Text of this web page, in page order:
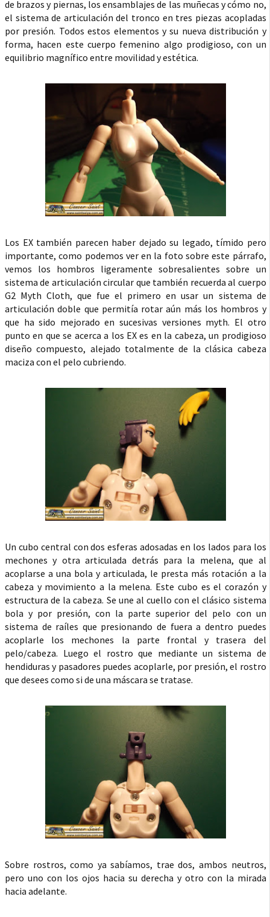
de brazos y piernas, los ensamblajes de las muñecas y cómo no,
el sistema de articulación del tronco en tres piezas acopladas
por presión. Todos estos elementos y su nueva distribución y
forma, hacen este cuerpo femenino algo prodigioso, con un
equilibrio magnífico entre movilidad y estética.
Los EX también parecen haber dejado su legado, tímido pero
importante, como podemos ver en la foto sobre este párrafo,
vemos los hombros ligeramente sobresalientes sobre un
sistema de articulación circular que también recuerda al cuerpo
G2 Myth Cloth, que fue el primero en usar un sistema de
articulación doble que permitía rotar aún más los hombros y
que ha sido mejorado en sucesivas versiones myth. El otro
punto en que se acerca a los EX es en la cabeza, un prodigioso
diseño compuesto, alejado totalmente de la clásica cabeza
maciza con el pelo cubriendo.
Un cubo central con dos esferas adosadas en los lados para los
mechones y otra articulada detrás para la melena, que al
acoplarse a una bola y articulada, le presta más rotación a la
cabeza y movimiento a la melena. Este cubo es el corazón y
estructura de la cabeza. Se une al cuello con el clásico sistema
bola y por presión, con la parte superior del pelo con un
sistema de raíles que presionando de fuera a dentro puedes
acoplarle los mechones la parte frontal y trasera del
pelo/cabeza. Luego el rostro que mediante un sistema de
hendiduras y pasadores puedes acoplarle, por presión, el rostro
que desees como si de una máscara se tratase.
Sobre rostros, como ya sabíamos, trae dos, ambos neutros,
pero uno con los ojos hacia su derecha y otro con la mirada
hacia adelante.